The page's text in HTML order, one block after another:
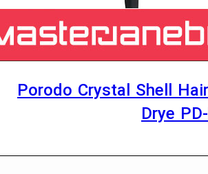
سشوار پرودو Porodo Crystal Shell Hair
Drye